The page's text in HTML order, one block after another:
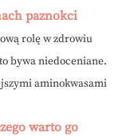
paznokci
rolę w zdrowiu
bywa niedoceniane.
aminokwasami
warto go